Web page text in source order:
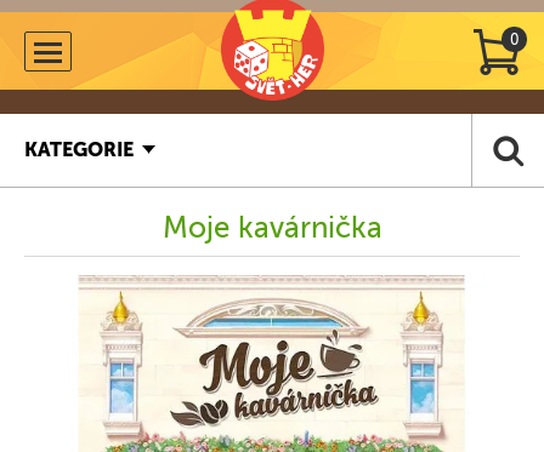
0
KATEGORIE
Moje kavárnička